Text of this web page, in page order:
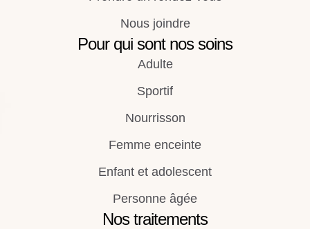
Nous joindre
Pour qui sont nos soins
Adulte
Sportif
Nourrisson
Femme enceinte
Enfant et adolescent
Personne âgée
Nos traitements